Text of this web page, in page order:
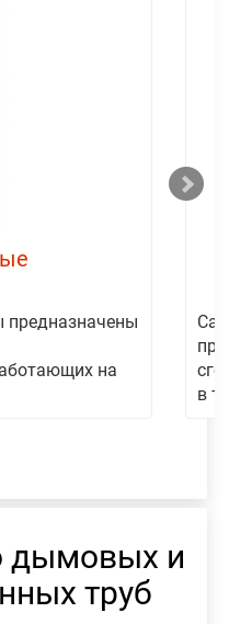
на
в
дымовых и
труб